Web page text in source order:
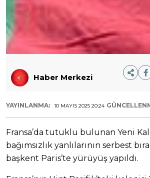
Haber Merkezi
YAYINLANMA: 10 MAYIS 2025 20:24
Fransa’da tutuklu bulunan Yeni
bağımsızlık yanlılarının serbest
başkent Paris’te yürüyüş yapıldı.